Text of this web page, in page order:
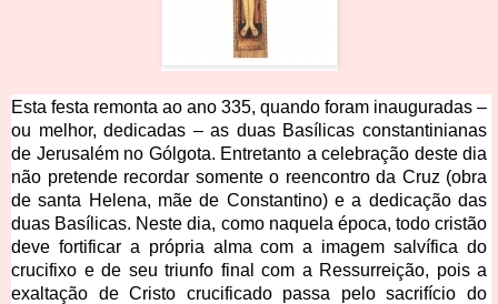
Esta festa remonta ao ano 335, quando foram inauguradas –
ou melhor, dedicadas – as duas Basílicas constantinianas
de Jerusalém no Gólgota. Entretanto a celebração deste dia
não pretende recordar somente o reencontro da Cruz (obra
de santa Helena, mãe de Constantino) e a dedicação das
duas Basílicas. Neste dia, como naquela época, todo cristão
deve fortificar a própria alma com a imagem salvífica do
crucifixo e de seu triunfo final com a Ressurreição, pois a
exaltação de Cristo crucificado passa pelo sacrifício do